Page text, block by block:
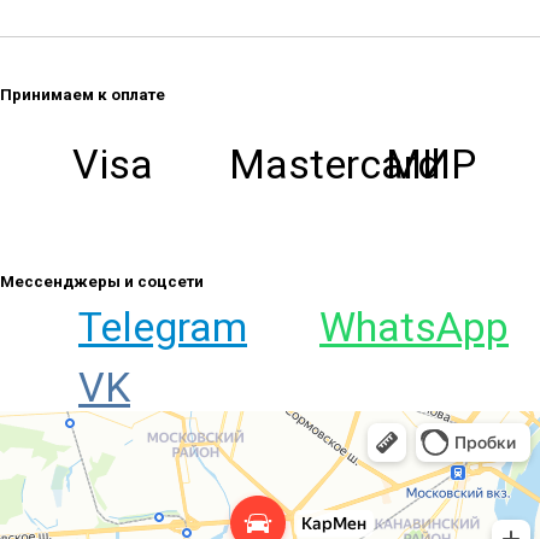
Принимаем к оплате
Visa Mastercard
МИР
Мессенджеры и соцсети
Telegram
WhatsApp
VK